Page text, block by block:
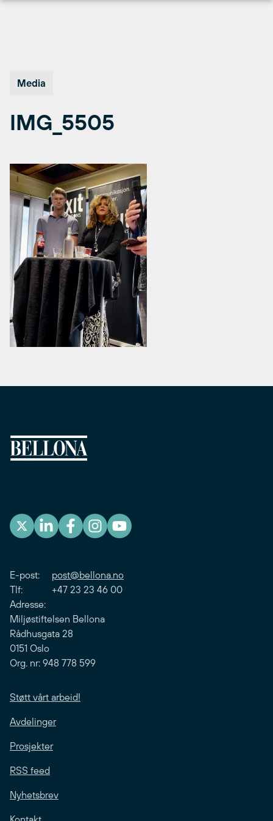
Media
IMG_5505
E-post: post@bellona.no
Tlf: +47 23 23 46 00
Adresse:
Miljøstiftelsen Bellona
Rådhusgata 28
0151 Oslo
Org. nr: 948 778 599
Støtt vårt arbeid!
Avdelinger
Prosjekter
RSS feed
Nyhetsbrev